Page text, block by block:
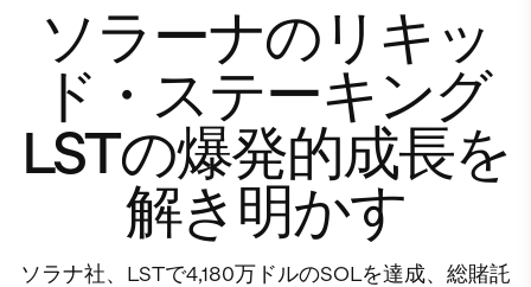
ソラーナのリキッ
ド・ステーキング
LSTの爆発的成長を
解き明かす
ソラナ社、LSTで4,180万ドルのSOLを達成、総賭託